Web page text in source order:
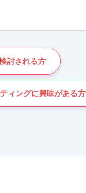
討される方
ィングに興味がある方